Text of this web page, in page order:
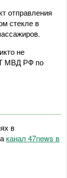
отправления
стекле в
не
МВД РФ по
в
канал 47news в